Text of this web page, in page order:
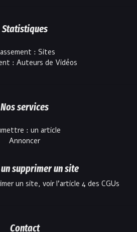
Statistiques
: Sites
: Auteurs de Vidéos
Nos services
: un article
Annoncer
supprimer un site
un site, voir l'article 4 des CGUs
Contact